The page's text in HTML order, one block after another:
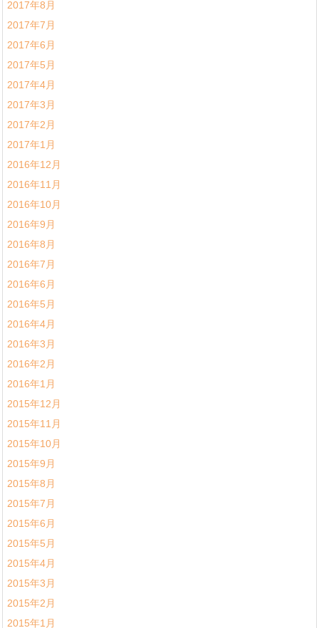
2017年8月
2017年7月
2017年6月
2017年5月
2017年4月
2017年3月
2017年2月
2017年1月
2016年12月
2016年11月
2016年10月
2016年9月
2016年8月
2016年7月
2016年6月
2016年5月
2016年4月
2016年3月
2016年2月
2016年1月
2015年12月
2015年11月
2015年10月
2015年9月
2015年8月
2015年7月
2015年6月
2015年5月
2015年4月
2015年3月
2015年2月
2015年1月